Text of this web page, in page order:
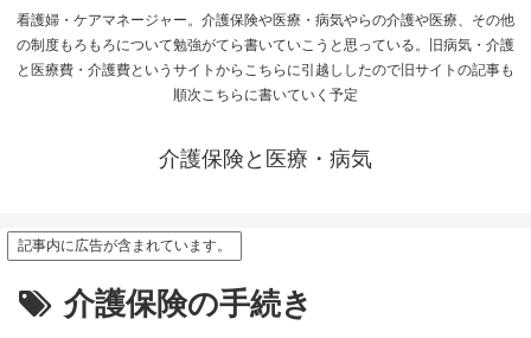
看護婦・ケアマネージャー。介護保険や医療・病気やらの介護や医療、その他
の制度もろもろについて勉強がてら書いていこうと思っている。旧病気・介護
と医療費・介護費というサイトからこちらに引越ししたので旧サイトの記事も
順次こちらに書いていく予定
介護保険と医療・病気
記事内に広告が含まれています。
介護保険の手続き